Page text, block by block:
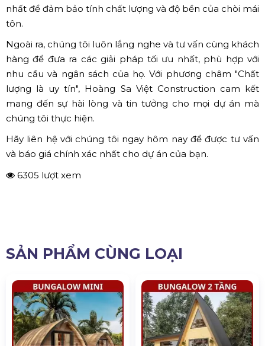
nhất để đảm bảo tính chất lượng và độ bền của chòi mái
tôn.
Ngoài ra, chúng tôi luôn lắng nghe và tư vấn cùng khách
hàng để đưa ra các giải pháp tối ưu nhất, phù hợp với
nhu cầu và ngân sách của họ. Với phương châm "Chất
lượng là uy tín", Hoàng Sa Việt Construction cam kết
mang đến sự hài lòng và tin tưởng cho mọi dự án mà
chúng tôi thực hiện.
Hãy liên hệ với chúng tôi ngay hôm nay để được tư vấn
và báo giá chính xác nhất cho dự án của bạn.
6305 lượt xem
SẢN PHẨM CÙNG LOẠI